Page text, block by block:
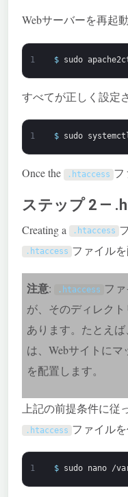
Webサーバーを再起
1 $ sudo
すべてが正しく設定
1 $ sudo
Once the . htaccess フ
ステップ 2 —
Creating a . htaccess
. htaccess ファイルを
注意: . htaccess フ
が、そのディレク
あります。たとえ
は、Webサイトに
を配置します。
上記の前提条件に従
. htaccess ファイルを
1 $ sudo nano /